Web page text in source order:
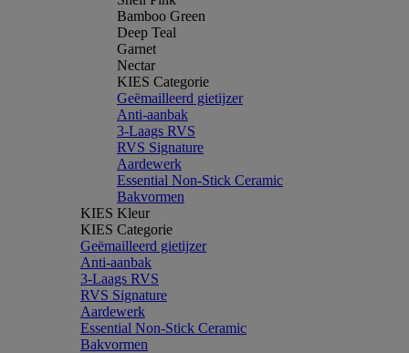
Bamboo Green
Deep Teal
Garnet
Nectar
KIES Categorie
Geëmailleerd gietijzer
Anti-aanbak
3-Laags RVS
RVS Signature
Aardewerk
Essential Non-Stick Ceramic
Bakvormen
KIES Kleur
KIES Categorie
Geëmailleerd gietijzer
Anti-aanbak
3-Laags RVS
RVS Signature
Aardewerk
Essential Non-Stick Ceramic
Bakvormen